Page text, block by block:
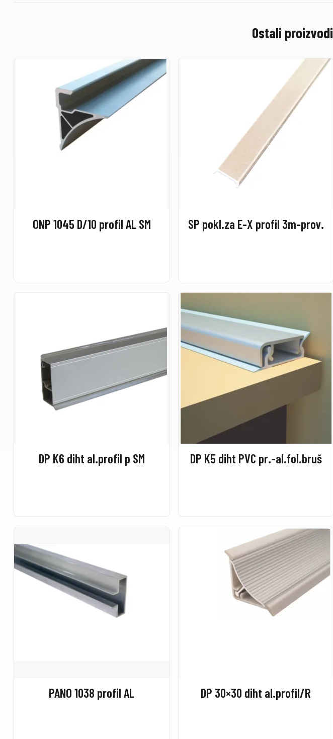
Ostali
ONP 1045 D/10 profil AL SM SP pokl.za E-X profil 3m-prov.
DP K6 diht al.profil p SM DP K5 diht PVC pr.-al.fol.bruš
PANO 1038 profil AL DP 30×30 diht al.profil/R